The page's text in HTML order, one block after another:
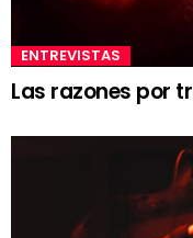
ENTREVISTAS
Las razones por